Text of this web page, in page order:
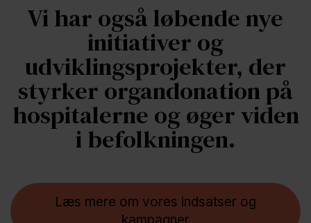
Vi har også løbende nye
initiativer og
udviklingsprojekter, der
styrker organdonation på
hospitalerne og øger viden
i befolkningen.
Læs mere om vores indsatser og
kampagner